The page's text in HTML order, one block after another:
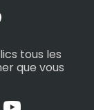
tous les
que vous